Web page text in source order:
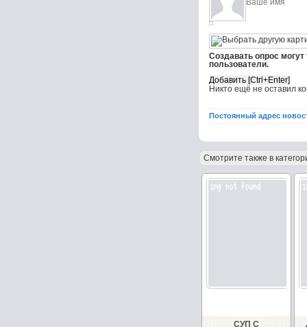
Создавать опрос
пользователи.
Никто ещё не оставил
Постоянный адрес
Смотрите также в
СУП С